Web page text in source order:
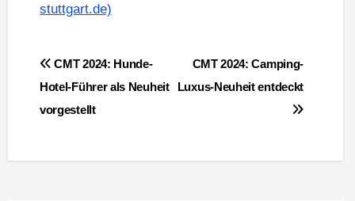
stuttgart.de)
BeitragsnavigationCMT 2024: Camping-
Luxus-Neuheit entdeckt
CMT 2024: Hunde-
Hotel-Führer als Neuheit
vorgestellt